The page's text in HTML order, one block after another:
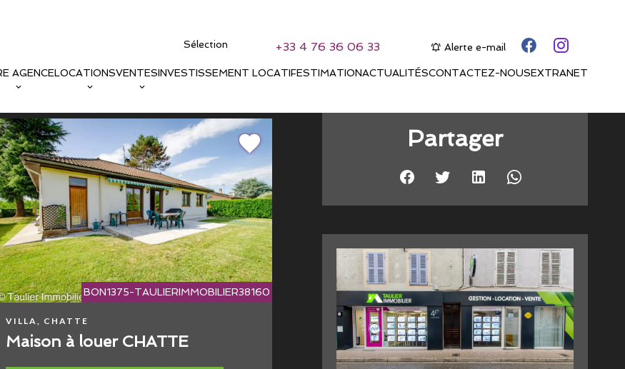
Sélection +33 4 76 36 06 33 Alerte e-mail
AGENCELOCATIONSVENTESINVESTISSEMENT LOCATIFESTIMATIONACTUALITÉSCONTACTEZ-NOUSEXTRANET
BON1375-TAULIERIMMOBILIER38160
VILLA, CHATTE
Maison à louer CHATTE
Partager